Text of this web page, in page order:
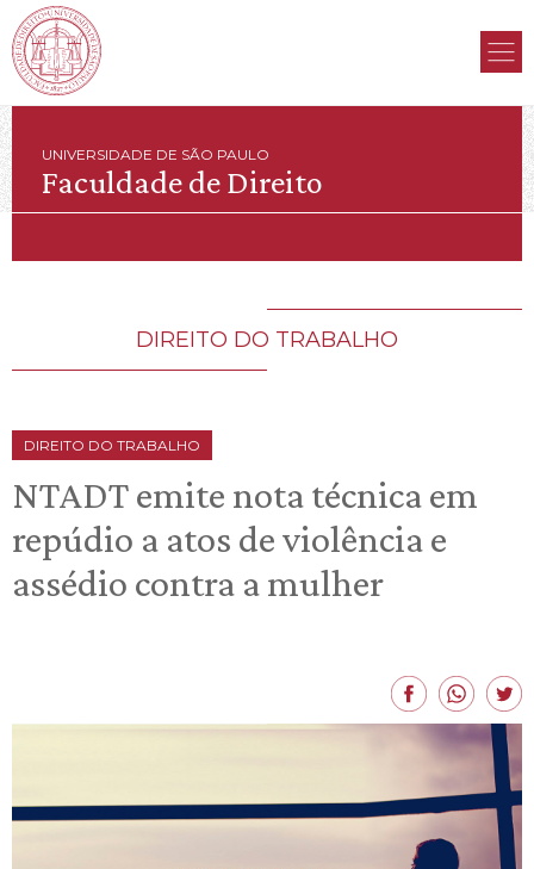
UNIVERSIDADE DE SÃO PAULO
Faculdade de Direito
DIREITO DO TRABALHO
DIREITO DO TRABALHO
NTADT emite nota técnica em
repúdio a atos de violência e
assédio contra a mulher